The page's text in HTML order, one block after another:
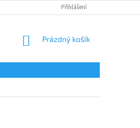
VELKOOBCHODNÍ SPOLUPRÁCE
Přihlášení
NÁKUPNÍ
Prázdný košík